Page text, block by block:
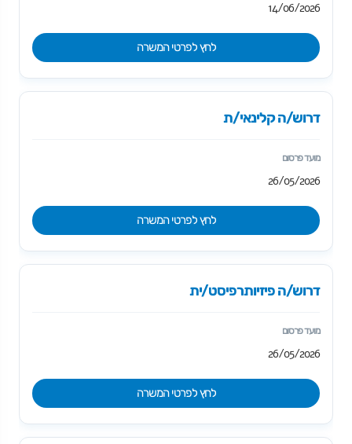
14/06/2026
לחץ לפרטי המשרה
דרוש/ה קלינאי/ת
26/05/2026
לחץ לפרטי המשרה
דרוש/ה פיזיותרפיסט/ית
26/05/2026
לחץ לפרטי המשרה